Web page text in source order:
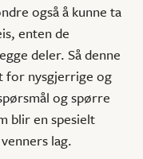
også å kunne ta
enten de
deler. Så denne
for nysgjerrige og
og spørre
blir en spesielt
lag.